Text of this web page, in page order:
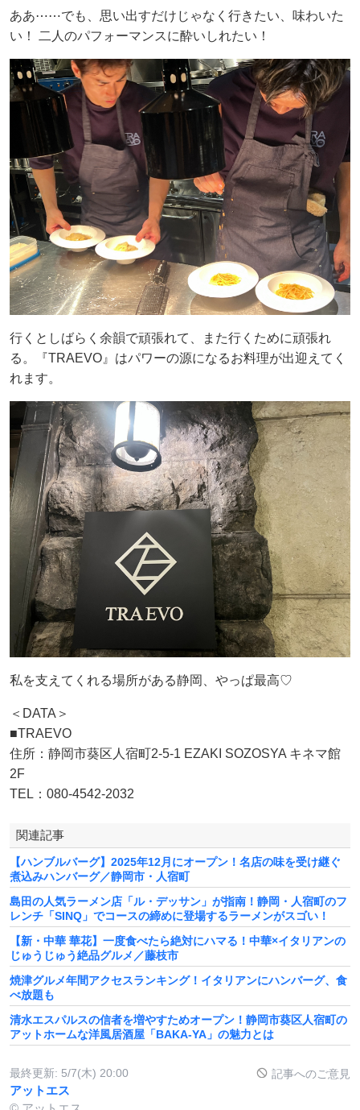
ああ⋯⋯でも、思い出すだけじゃなく行きたい、味わいた
い！ 二人のパフォーマンスに酔いしれたい！
行くとしばらく余韻で頑張れて、また行くために頑張れ
る。『TRAEVO』はパワーの源になるお料理が出迎えてく
れます。
私を支えてくれる場所がある静岡、やっぱ最高♡
＜DATA＞
■TRAEVO
住所：静岡市葵区人宿町2-5-1 EZAKI SOZOSYA キネマ館
2F
TEL：080-4542-2032
関連記事
【ハンブルバーグ】2025年12月にオープン！名店の味を受け継ぐ
煮込みハンバーグ／静岡市・人宿町
島田の人気ラーメン店「ル・デッサン」が指南！静岡・人宿町のフ
レンチ「SINQ」でコースの締めに登場するラーメンがスゴい！
【新・中華 華花】一度食べたら絶対にハマる！中華×イタリアンの
じゅうじゅう絶品グルメ／藤枝市
焼津グルメ年間アクセスランキング！イタリアンにハンバーグ、食
べ放題も
清水エスパルスの信者を増やすためオープン！静岡市葵区人宿町の
アットホームな洋風居酒屋「BAKA-YA」の魅力とは
最終更新: 5/7(木) 20:00 記事へのご意見
アットエス